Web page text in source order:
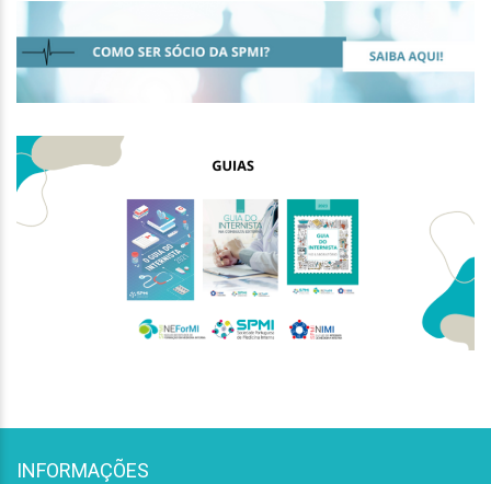
INFORMAÇÕES